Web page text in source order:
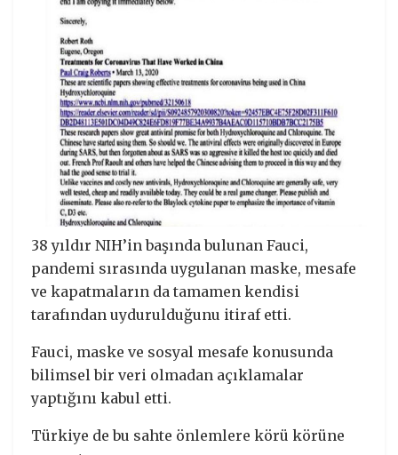
38 yıldır NIH’in başında bulunan Fauci,
pandemi sırasında uygulanan maske, mesafe
ve kapatmaların da tamamen kendisi
tarafından uydurulduğunu itiraf etti.
Fauci, maske ve sosyal mesafe konusunda
bilimsel bir veri olmadan açıklamalar
yaptığını kabul etti.
Türkiye de bu sahte önlemlere körü körüne